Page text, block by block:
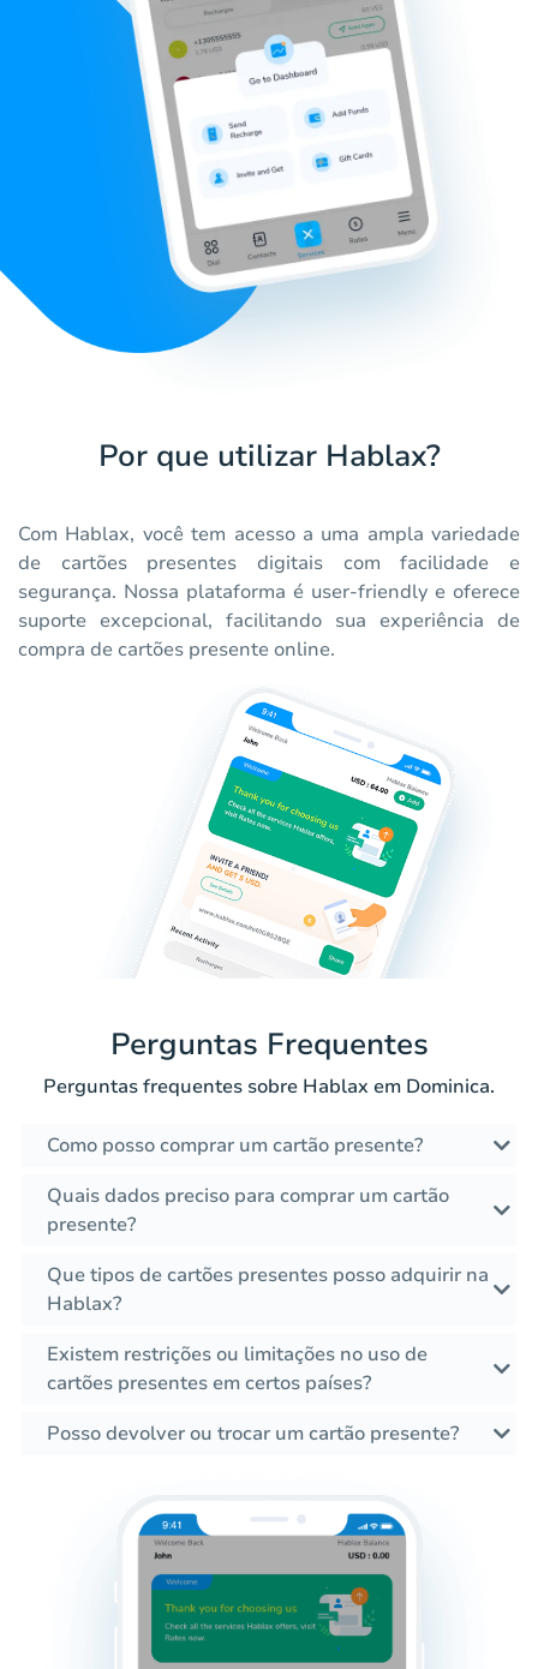
Por que utilizar Hablax?
Com Hablax, você tem acesso a uma ampla variedade
de cartões presentes digitais com facilidade e
segurança. Nossa plataforma é user-friendly e oferece
suporte excepcional, facilitando sua experiência de
compra de cartões presente online.
Perguntas Frequentes
Perguntas frequentes sobre Hablax em Dominica.
Como posso comprar um cartão presente?
Quais dados preciso para comprar um cartão
presente?
Que tipos de cartões presentes posso adquirir na
Hablax?
Existem restrições ou limitações no uso de
cartões presentes em certos países?
Posso devolver ou trocar um cartão presente?